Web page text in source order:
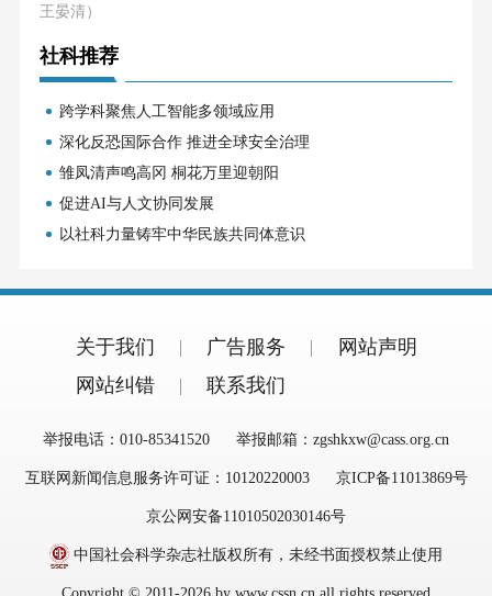
王晏清）
社科推荐
跨学科聚焦人工智能多领域应用
深化反恐国际合作 推进全球安全治理
雏凤清声鸣高冈 桐花万里迎朝阳
促进AI与人文协同发展
以社科力量铸牢中华民族共同体意识
关于我们 广告服务
网站声明
网站纠错
联系我们
举报电话：010-85341520 举报邮箱：zgshkxw@cass.org.cn
互联网新闻信息服务许可证：10120220003 京ICP备11013869号
京公网安备11010502030146号
中国社会科学杂志社版权所有，未经书面授权禁止使用
Copyright © 2011-2026 by www.cssn.cn all rights reserved